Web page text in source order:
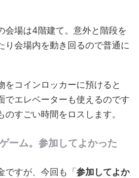
会場は4階建て。意外と階段を
り会場内を動き回るので普通に
をコインロッカーに預けると
でエレベーターも使えるのです
のすごい時間をロスします。
ーム。参加してよかった
ですが、今回も「 参加してよか